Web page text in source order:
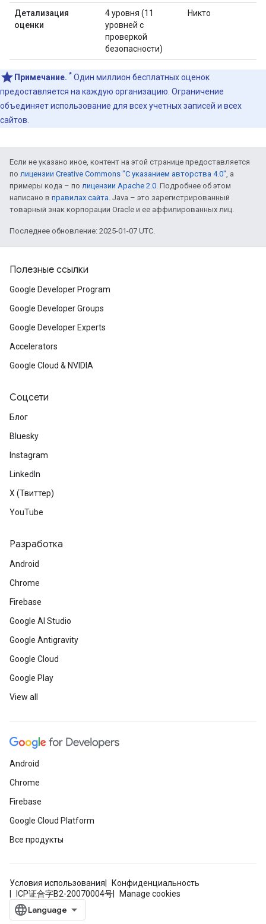
Детализация
оценки
4 уровня (11
уровней с
проверкой
безопасности)
Никто
Примечание. * Один миллион бесплатных оценок
предоставляется на каждую организацию. Ограничение
объединяет использование для всех учетных записей и всех
сайтов.
Если не указано иное, контент на этой странице предоставляется
по лицензии Creative Commons "С указанием авторства 4.0", а
примеры кода – по лицензии Apache 2.0. Подробнее об этом
написано в правилах сайта. Java – это зарегистрированный
товарный знак корпорации Oracle и ее аффилированных лиц.
Последнее обновление: 2025-01-07 UTC.
Полезные ссылки
Google Developer Program
Google Developer Groups
Google Developer Experts
Accelerators
Google Cloud & NVIDIA
Соцсети
Блог
Bluesky
Instagram
LinkedIn
X (Твиттер)
YouTube
Разработка
Android
Chrome
Firebase
Google AI Studio
Google Antigravity
Google Cloud
Google Play
View all
Android
Chrome
Firebase
Google Cloud Platform
Все продукты
Условия использования
Конфиденциальность
ICP证合字B2-20070004号
Manage cookies